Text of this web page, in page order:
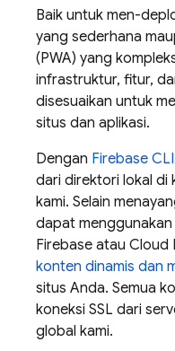
Baik untuk men-
yang sederhana
(PWA) yang
infrastruktur, fitur,
disesuaikan untuk
situs dan aplikasi.
Dengan Firebase CLI
dari direktori lokal di
kami. Selain
dapat menggunakan
Firebase atau Cloud
konten dinamis dan
situs Anda. Semua
koneksi SSL dari
global kami.